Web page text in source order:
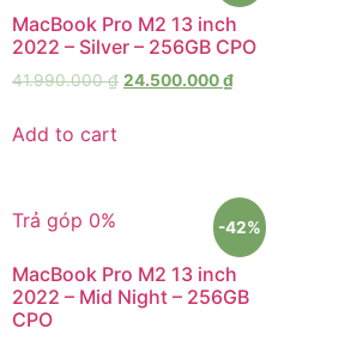
MacBook Pro M2 13 inch
2022 – Silver – 256GB CPO
41.990.000₫ 24.500.000₫
Add to cart
Trả góp 0% -42%
MacBook Pro M2 13 inch
2022 – Mid Night – 256GB
CPO